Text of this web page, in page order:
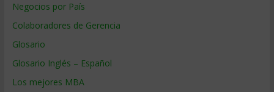
Negocios por País
Colaboradores de Gerencia
Glosario
Glosario Inglés – Español
Los mejores MBA